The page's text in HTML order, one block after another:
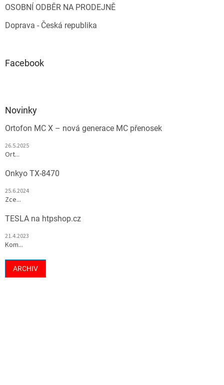
OSOBNÍ ODBĚR NA PRODEJNĚ
Doprava - Česká republika
Facebook
Novinky
Ortofon MC X – nová generace MC přenosek
26.5.2025
Ort...
Onkyo TX-8470
25.6.2024
Zce...
TESLA na htpshop.cz
21.4.2023
Kom...
ARCHIV